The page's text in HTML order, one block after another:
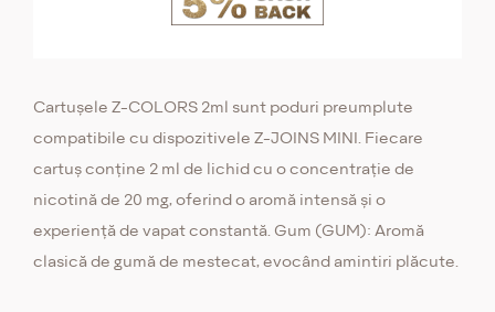
Cartușele Z-COLORS 2ml sunt poduri preumplute
compatibile cu dispozitivele Z-JOINS MINI. Fiecare
cartuș conține 2 ml de lichid cu o concentrație de
nicotină de 20 mg, oferind o aromă intensă și o
experiență de vapat constantă. Gum (GUM): Aromă
clasică de gumă de mestecat, evocând amintiri plăcute.